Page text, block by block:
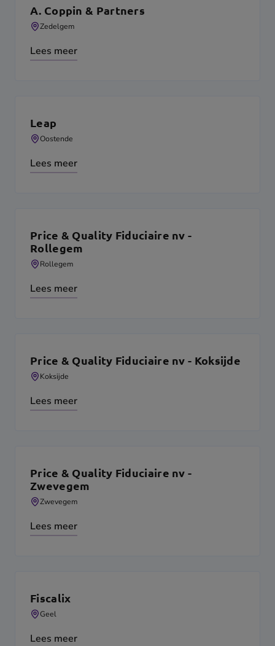
A. Coppin & Partners
Zedelgem
Lees meer
Leap
Oostende
Lees meer
Price & Quality Fiduciaire nv -
Rollegem
Rollegem
Lees meer
Price & Quality Fiduciaire nv - Koksijde
Koksijde
Lees meer
Price & Quality Fiduciaire nv -
Zwevegem
Zwevegem
Lees meer
Fiscalix
Geel
Lees meer